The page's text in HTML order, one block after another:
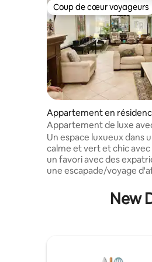
Coup de cœur voyageurs
Coup de cœur voyageurs
Appartement en
Delhi Cantt
Appartement de luxe
bureau @ AnandNiketan
l'aéroport
Un espace luxueux dans
calme et vert et chic
un favori avec des
une escapade/voyage
quelques pas de notre
dans un vaste salon avec
électrique
New